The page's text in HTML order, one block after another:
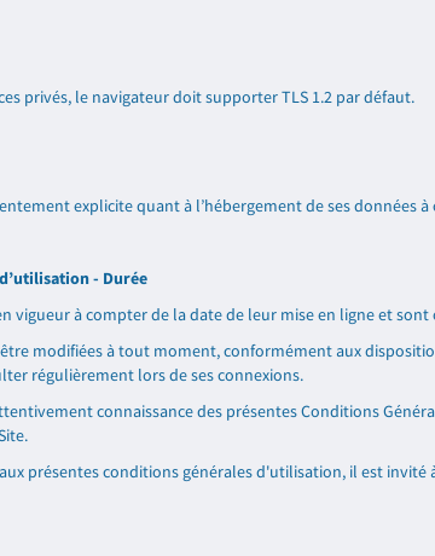
privés, le navigateur doit supporter TLS 1.2 par défaut.
explicite quant à l’hébergement de ses données
- Durée
vigueur à compter de la date de leur mise en ligne et
modifiées à tout moment, conformément aux
régulièrement lors de ses connexions.
connaissance des présentes Conditions
présentes conditions générales d'utilisation, il est invité